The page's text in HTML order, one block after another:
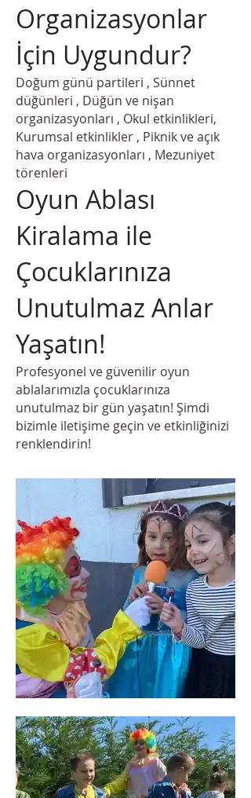
Organizasyonlar
İçin Uygundur?
Doğum günü partileri , Sünnet
düğünleri , Düğün ve nişan
organizasyonları , Okul etkinlikleri,
Kurumsal etkinlikler , Piknik ve açık
hava organizasyonları , Mezuniyet
törenleri
Oyun Ablası
Kiralama ile
Çocuklarınıza
Unutulmaz Anlar
Yaşatın!
Profesyonel ve güvenilir oyun
ablalarımızla çocuklarınıza
unutulmaz bir gün yaşatın! Şimdi
bizimle iletişime geçin ve etkinliğinizi
renklendirin!